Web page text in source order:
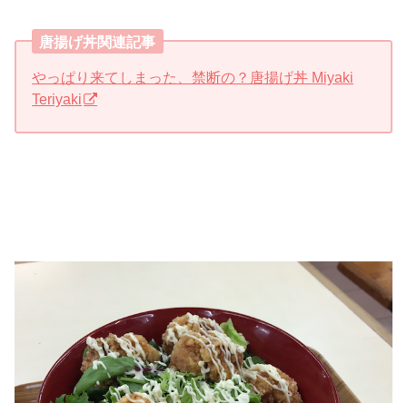
唐揚げ丼関連記事
やっぱり来てしまった、禁断の？唐揚げ丼 Miyaki
Teriyaki